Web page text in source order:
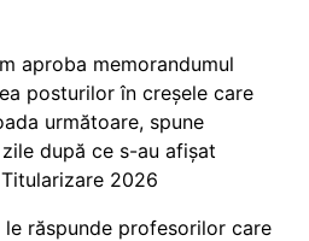
aproba memorandumul
posturilor în creșele care
următoare, spune
după ce s-au afișat
2026
răspunde profesorilor care